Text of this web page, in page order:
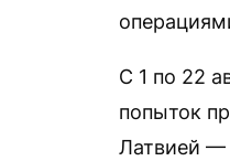
С 1 по 22
попыток
Латвией —